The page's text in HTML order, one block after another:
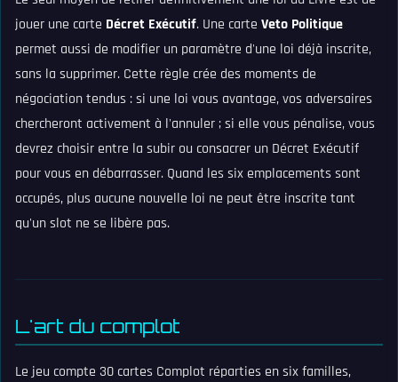
jouer une carte Décret Exécutif. Une carte Veto Politique
permet aussi de modifier un paramètre d'une loi déjà inscrite,
sans la supprimer. Cette règle crée des moments de
négociation tendus : si une loi vous avantage, vos adversaires
chercheront activement à l'annuler ; si elle vous pénalise, vous
devrez choisir entre la subir ou consacrer un Décret Exécutif
pour vous en débarrasser. Quand les six emplacements sont
occupés, plus aucune nouvelle loi ne peut être inscrite tant
qu'un slot ne se libère pas.
L'art du complot
Le jeu compte 30 cartes Complot réparties en six familles,